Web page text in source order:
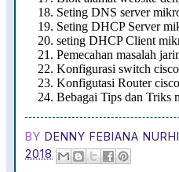
Seting DNS server
Seting DHCP Server
seting DHCP Client
Pemecahan masalah
Konfigurasi switch cisco
Konfigutasi Router cisco
Bebagai Tips dan Triks
BY DENNY FEBIANA
2018